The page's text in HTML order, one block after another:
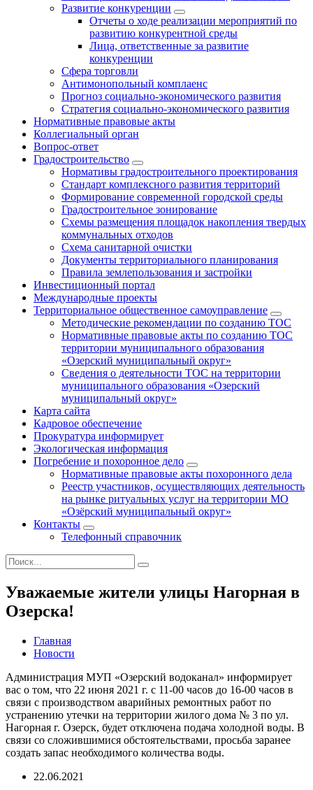
Развитие конкуренции
Отчеты о ходе реализации мероприятий по
развитию конкурентной среды
Лица, ответственные за развитие
конкуренции
Сфера торговли
Антимонопольный комплаенс
Прогноз социально-экономического развития
Стратегия социально-экономического развития
Нормативные правовые акты
Коллегиальный орган
Вопрос-ответ
Градостроительство
Нормативы градостроительного проектирования
Стандарт комплексного развития территорий
Формирование современной городской среды
Градостроительное зонирование
Схемы размещения площадок накопления твердых
коммунальных отходов
Схема санитарной очистки
Документы территориального планирования
Правила землепользования и застройки
Инвестиционный портал
Международные проекты
Территориальное общественное самоуправление
Методические рекомендации по созданию ТОС
Нормативные правовые акты по созданию ТОС
территории муниципального образования
«Озерский муниципальный округ»
Сведения о деятельности ТОС на территории
муниципального образования «Озерский
муниципальный округ»
Карта сайта
Кадровое обеспечение
Прокуратура информирует
Экологическая информация
Погребение и похоронное дело
Нормативные правовые акты похоронного дела
Реестр участников, осуществляющих деятельность
на рынке ритуальных услуг на территории МО
«Озёрский муниципальный округ»
Контакты
Телефонный справочник
Уважаемые жители улицы Нагорная в
Озерска!
Главная
Новости
Администрация МУП «Озерский водоканал» информирует
вас о том, что 22 июня 2021 г. с 11-00 часов до 16-00 часов в
связи с производством аварийных ремонтных работ по
устранению утечки на территории жилого дома № 3 по ул.
Нагорная г. Озерск, будет отключена подача холодной воды. В
связи со сложившимися обстоятельствами, просьба заранее
создать запас необходимого количества воды.
22.06.2021